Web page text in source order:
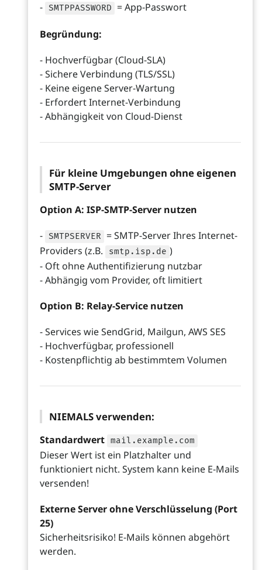
- SMTPPASSWORD = App-Passwort
Begründung:
- Hochverfügbar (Cloud-SLA)
- Sichere Verbindung (TLS/SSL)
- Keine eigene Server-Wartung
- Erfordert Internet-Verbindung
- Abhängigkeit von Cloud-Dienst
Für kleine Umgebungen ohne eigenen
SMTP-Server
Option A: ISP-SMTP-Server nutzen
- SMTPSERVER
= SMTP-Server Ihres Internet-
Providers (z.B.
smtp.isp.de )
- Oft ohne Authentifizierung nutzbar
- Abhängig vom Provider, oft limitiert
Option B: Relay-Service nutzen
- Services wie SendGrid, Mailgun, AWS SES
- Hochverfügbar, professionell
- Kostenpflichtig ab bestimmtem Volumen
NIEMALS verwenden:
Standardwert mail.example.com
Dieser Wert ist ein Platzhalter und
funktioniert nicht. System kann keine E-Mails
versenden!
Externe Server ohne Verschlüsselung (Port
25)
Sicherheitsrisiko! E-Mails können abgehört
werden.